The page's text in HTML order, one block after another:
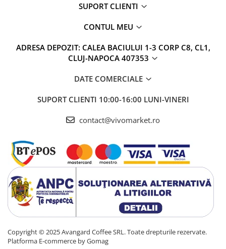
SUPORT CLIENTI
CONTUL MEU
ADRESA DEPOZIT: CALEA BACIULUI 1-3 CORP C8, CL1,
CLUJ-NAPOCA 407353
DATE COMERCIALE
SUPORT CLIENTI 10:00-16:00 LUNI-VINERI
contact@vivomarket.ro
Copyright © 2025 Avangard Coffee SRL. Toate drepturile rezervate.
Platforma E-commerce by Gomag